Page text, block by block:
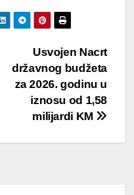
Usvojen Nacrt
državnog budžeta
za 2026. godinu u
iznosu od 1,58
milijardi KM